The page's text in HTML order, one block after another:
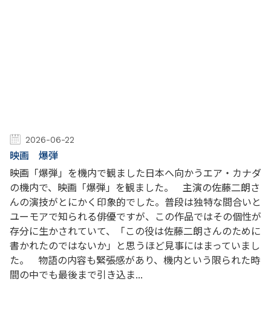
2026-06-22
映画 爆弾
映画「爆弾」を機内で観ました日本へ向かうエア・カナダ
の機内で、映画「爆弾」を観ました。 主演の佐藤二朗さ
んの演技がとにかく印象的でした。普段は独特な間合いと
ユーモアで知られる俳優ですが、この作品ではその個性が
存分に生かされていて、「この役は佐藤二朗さんのために
書かれたのではないか」と思うほど見事にはまっていまし
た。 物語の内容も緊張感があり、機内という限られた時
間の中でも最後まで引き込ま...